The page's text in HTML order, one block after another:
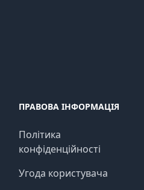
ПРАВОВА ІНФОРМАЦІЯ
Політика
конфіденційності
Угода користувача